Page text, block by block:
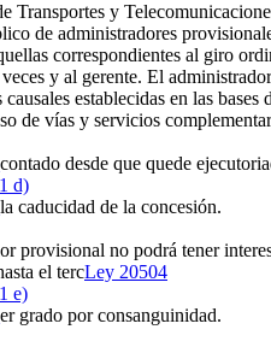
y
de administradores
correspondientes al giro
y al gerente. El
establecidas en las
de vías y servicios
contado desde que quede
d)
la caducidad de la concesión.
provisional no podrá tener
el tercLey 20504
e)
er grado por consanguinidad.